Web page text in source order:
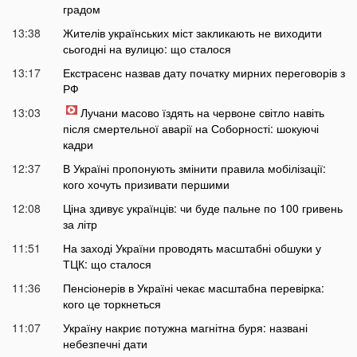
градом
13:38
Жителів українських міст закликають не виходити
сьогодні на вулицю: що сталося
13:17
Екстрасенс назвав дату початку мирних переговорів з
РФ
13:03
Лучани масово їздять на червоне світло навіть
після смертельної аварії на Соборності: шокуючі
кадри
12:37
В Україні пропонують змінити правила мобілізації:
кого хочуть призивати першими
12:08
Ціна здивує українців: чи буде пальне по 100 гривень
за літр
11:51
На заході України проводять масштабні обшуки у
ТЦК: що сталося
11:36
Пенсіонерів в Україні чекає масштабна перевірка:
кого це торкнеться
11:07
Україну накриє потужна магнітна буря: названі
небезпечні дати